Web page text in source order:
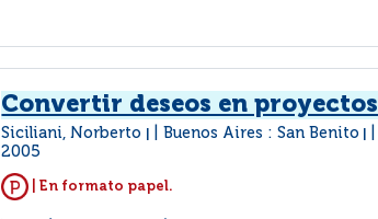
Convertir deseos en proyectos
Siciliani, Norberto Buenos Aires : San Benito
2005
| En formato papel.